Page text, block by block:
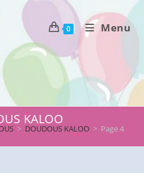
0 Menu
KALOO
> DOUDOUS KALOO > Page 4